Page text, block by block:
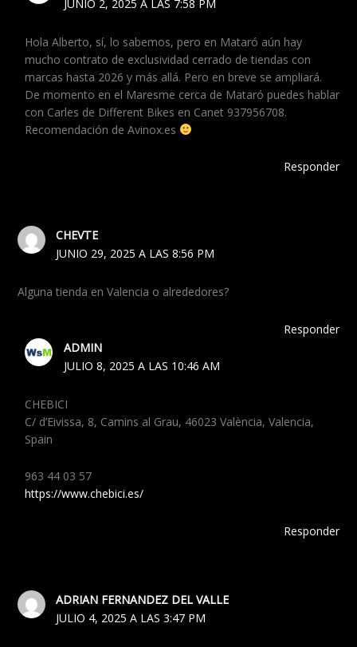
JUNIO 2, 2025 A LAS 7:58 PM
Hola Alberto, sí, lo sabemos, pero en Mataró aún hay
mucho contrato de exclusividad cerrado de tiendas con
marcas hasta 2026 y más allá. Pero en breve se ampliará.
De momento en el Maresme cerca de Mataró puedes hablar
con Carles de Different Bikes en Canet 937956708.
Recomendación de Avinox.es
Responder
CHEVTE
JUNIO 29, 2025 A LAS 8:56 PM
Alguna tienda en Valencia o alrededores?
Responder
ADMIN
JULIO 8, 2025 A LAS 10:46 AM
CHEBICI
C/ d’Eivissa, 8, Camins al Grau, 46023 València, Valencia,
Spain
963 44 03 57
https://www.chebici.es/
Responder
ADRIAN FERNANDEZ DEL VALLE
JULIO 4, 2025 A LAS 3:47 PM